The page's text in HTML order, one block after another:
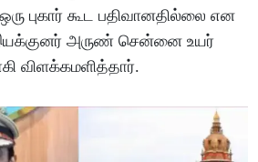
புகார் கூட பதிவானதில்லை என
இயக்குனர் அருண் சென்னை உயர்
விளக்கமளித்தார்.